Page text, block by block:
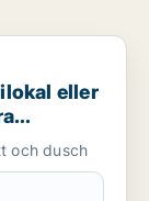
för
eller
och dusch